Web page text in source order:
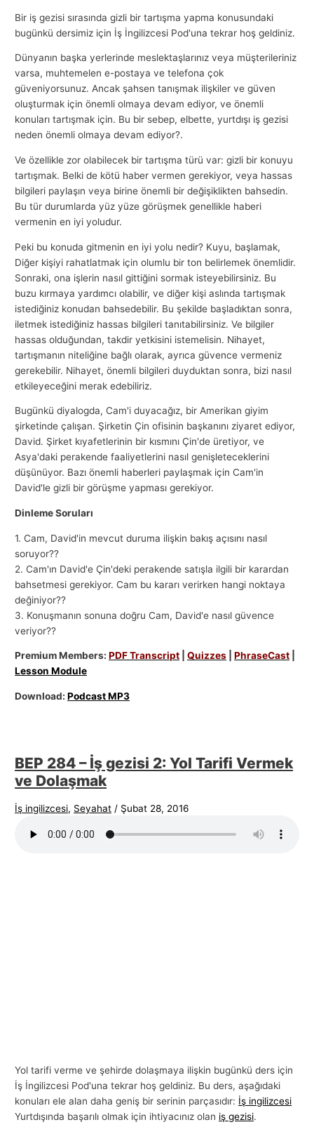
Bir iş gezisi sırasında gizli bir tartışma yapma konusundaki
bugünkü dersimiz için İş İngilizcesi Pod'una tekrar hoş geldiniz.
Dünyanın başka yerlerinde meslektaşlarınız veya müşterileriniz
varsa, muhtemelen e-postaya ve telefona çok
güveniyorsunuz. Ancak şahsen tanışmak ilişkiler ve güven
oluşturmak için önemli olmaya devam ediyor, ve önemli
konuları tartışmak için. Bu bir sebep, elbette, yurtdışı iş gezisi
neden önemli olmaya devam ediyor?.
Ve özellikle zor olabilecek bir tartışma türü var: gizli bir konuyu
tartışmak. Belki de kötü haber vermen gerekiyor, veya hassas
bilgileri paylaşın veya birine önemli bir değişiklikten bahsedin.
Bu tür durumlarda yüz yüze görüşmek genellikle haberi
vermenin en iyi yoludur.
Peki bu konuda gitmenin en iyi yolu nedir? Kuyu, başlamak,
Diğer kişiyi rahatlatmak için olumlu bir ton belirlemek önemlidir.
Sonraki, ona işlerin nasıl gittiğini sormak isteyebilirsiniz. Bu
buzu kırmaya yardımcı olabilir, ve diğer kişi aslında tartışmak
istediğiniz konudan bahsedebilir. Bu şekilde başladıktan sonra,
iletmek istediğiniz hassas bilgileri tanıtabilirsiniz. Ve bilgiler
hassas olduğundan, takdir yetkisini istemelisin. Nihayet,
tartışmanın niteliğine bağlı olarak, ayrıca güvence vermeniz
gerekebilir. Nihayet, önemli bilgileri duyduktan sonra, bizi nasıl
etkileyeceğini merak edebiliriz.
Bugünkü diyalogda, Cam'i duyacağız, bir Amerikan giyim
şirketinde çalışan. Şirketin Çin ofisinin başkanını ziyaret ediyor,
David. Şirket kıyafetlerinin bir kısmını Çin'de üretiyor, ve
Asya'daki perakende faaliyetlerini nasıl genişleteceklerini
düşünüyor. Bazı önemli haberleri paylaşmak için Cam'in
David'le gizli bir görüşme yapması gerekiyor.
Dinleme Soruları
1. Cam, David'in mevcut duruma ilişkin bakış açısını nasıl
soruyor??
2. Cam'ın David'e Çin'deki perakende satışla ilgili bir karardan
bahsetmesi gerekiyor. Cam bu kararı verirken hangi noktaya
değiniyor??
3. Konuşmanın sonuna doğru Cam, David'e nasıl güvence
veriyor??
Premium Members:PDF Transcript |Quizzes |PhraseCast
Lesson Module
Download:Podcast MP3
BEP 284 – İş gezisi 2: Yol Tarifi Vermek
ve Dolaşmak
İş ingilizcesi, Seyahat / Şubat 28, 2016
Yol tarifi verme ve şehirde dolaşmaya ilişkin bugünkü ders için
İş İngilizcesi Pod'una tekrar hoş geldiniz. Bu ders, aşağıdaki
konuları ele alan daha geniş bir serinin parçasıdır: İş ingilizcesi
Yurtdışında başarılı olmak için ihtiyacınız olan iş gezisi.